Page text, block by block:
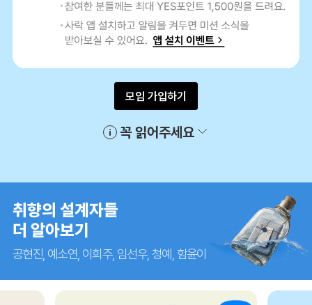
모임 가입하기
꼭 읽어주세요
취향의 설계자들
더 알아보기
공현진, 예소연, 이희주, 임선우, 청예, 함윤이